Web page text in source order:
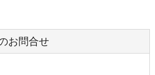
お問合せ